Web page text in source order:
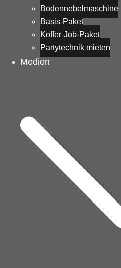
Bodennebelmaschine
Basis-Paket
Koffer-Job-Paket
Partytechnik mieten
Medien